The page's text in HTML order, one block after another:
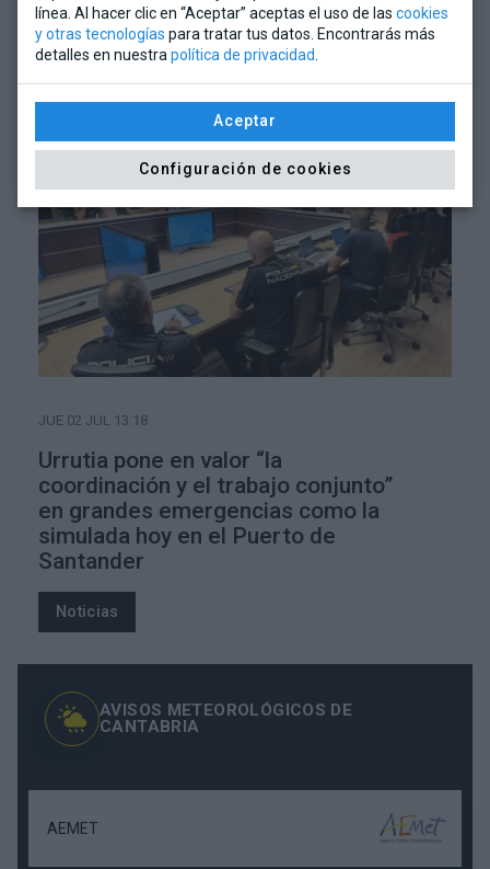
estructura para el futuro, alejada del olvido al que le habían
sometido anteriores gobiernos”.
JUE 02 JUL 13:18
Urrutia pone en valor “la
coordinación y el trabajo conjunto”
en grandes emergencias como la
simulada hoy en el Puerto de
Santander
Noticias
AVISOS METEOROLÓGICOS DE
CANTABRIA
AEMET
línea. Al hacer clic en “Aceptar” aceptas el uso de las cookies
y otras tecnologías para tratar tus datos. Encontrarás más
detalles en nuestra política de privacidad
Aceptar
Configuración de cookies